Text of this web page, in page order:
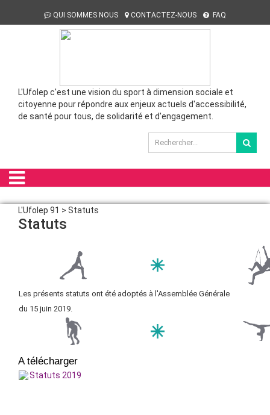
QUI SOMMES NOUS CONTACTEZ-NOUS FAQ
L'Ufolep c'est une vision du sport à dimension sociale et
citoyenne pour répondre aux enjeux actuels d'accessibilité,
de santé pour tous, de solidarité et d'engagement.
L'Ufolep 91 > Statuts
Statuts
Les présents statuts ont été adoptés à l'Assemblée Générale
du 15 juin 2019.
A télécharger
Statuts 2019